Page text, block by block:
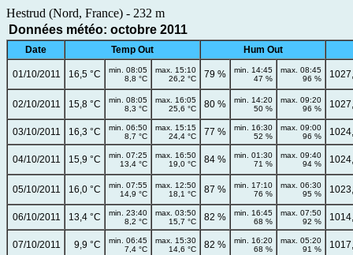
Hestrud (Nord, France) - 232 m
Données météo: octobre 2011
Date Temp Out Hum Out
01/10/2011 16,5 °C
min. 08:05
8,8 °C
max. 15:10
26,2 °C
79 %
min. 14:45
47 %
max. 08:45
96 %
02/10/2011 15,8 °C
min. 08:05
8,3 °C
max. 16:05
25,6 °C
80 %
min. 14:20
50 %
max. 09:20
96 %
03/10/2011 16,3 °C
min. 06:50
8,7 °C
max. 15:15
24,4 °C
77 %
min. 16:30
52 %
max. 09:00
96 %
04/10/2011 15,9 °C
min. 07:25
13,4 °C
max. 16:50
19,0 °C
84 %
min. 01:30
71 %
max. 09:40
94 %
05/10/2011 16,0 °C
min. 07:55
14,9 °C
max. 12:50
18,1 °C
87 %
min. 17:10
76 %
max. 06:30
95 %
06/10/2011 13,4 °C
min. 23:40
8,2 °C
max. 03:50
15,7 °C
82 %
min. 16:45
68 %
max. 07:50
92 %
07/10/2011 9,9 °C
min. 06:45
7,4 °C
max. 15:30
14,6 °C
82 %
min. 16:20
68 %
max. 05:20
91 %